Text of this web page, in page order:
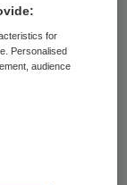
minimaal
dat
Ronald
al
for
Personalised
audience